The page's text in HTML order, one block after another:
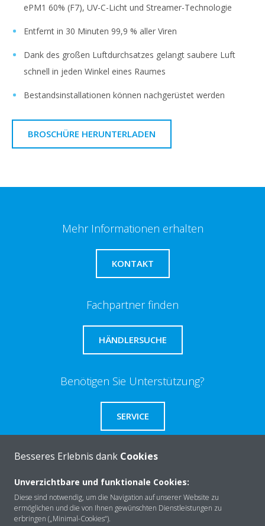
ePM1 60% (F7), UV-C-Licht und Streamer-Technologie
Entfernt in 30 Minuten 99,9 % aller Viren
Dank des großen Luftdurchsatzes gelangt saubere Luft
schnell in jeden Winkel eines Raumes
Bestandsinstallationen können nachgerüstet werden
BROSCHÜRE HERUNTERLADEN
Mehr Informationen erhalten
KONTAKT
Fachpartner finden
HÄNDLERSUCHE
Benötigen Sie Unterstützung?
SERVICE
Über Daikin
Besseres Erlebnis dank Cookies
Unverzichtbare und funktionale Cookies:
Diese sind notwendig, um die Navigation auf unserer Website zu
ermöglichen und die von Ihnen gewünschten Dienstleistungen zu
erbringen („Minimal-Cookies“).